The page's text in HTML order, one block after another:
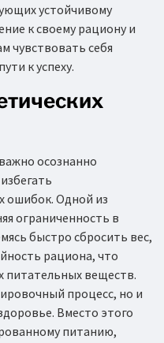
устойчивому
к своему рациону и
чувствовать себя
к успеху.
осознанно
ошибок. Одной из
ограниченность в
быстро сбросить вес,
рациона, что
питательных веществ.
процесс, но и
Вместо этого
питанию,